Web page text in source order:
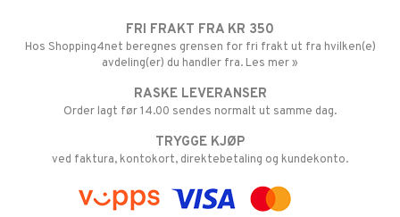
FRI FRAKT FRA KR 350
Hos Shopping4net beregnes grensen for fri frakt ut fra hvilken(e)
avdeling(er) du handler fra. Les mer »
RASKE LEVERANSER
Order lagt før 14.00 sendes normalt ut samme dag.
TRYGGE KJØP
ved faktura, kontokort, direktebetaling og kundekonto.